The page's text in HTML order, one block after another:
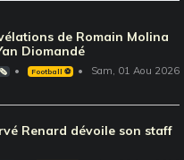
de Romain Molina
Diomandé
🗞️ Football ⚽️ Sam, 01 Aou 2026
Renard dévoile son staff